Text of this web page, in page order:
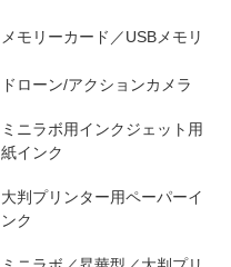
メモリーカード／USBメモリ
ドローン/アクションカメラ
ミニラボ用インクジェット用
紙インク
大判プリンター用ペーパーイ
ンク